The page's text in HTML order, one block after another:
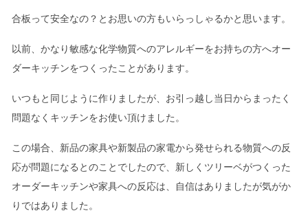
合板って安全なの？とお思いの方もいらっしゃるかと思います。
以前、かなり敏感な化学物質へのアレルギーをお持ちの方へオー
ダーキッチンをつくったことがあります。
いつもと同じように作りましたが、お引っ越し当日からまったく
問題なくキッチンをお使い頂けました。
この場合、新品の家具や新製品の家電から発せられる物質への反
応が問題になるとのことでしたので、新しくツリーベがつくった
オーダーキッチンや家具への反応は、自信はありましたが気がか
りではありました。